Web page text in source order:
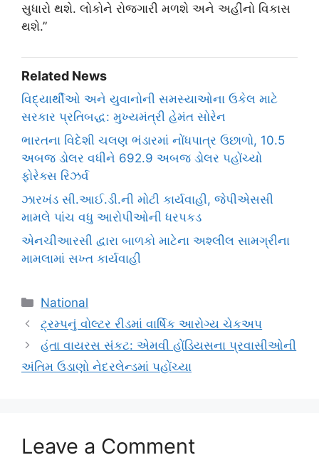
સુધારો થશે. લોકોને રોજગારી મળશે અને અહીંનો વિકાસ
થશે.”
Related News
વિદ્યાર્થીઓ અને યુવાનોની સમસ્યાઓના ઉકેલ માટે
સરકાર પ્રતિબદ્ધ: મુખ્યમંત્રી હેમંત સોરેન
ભારતના વિદેશી ચલણ ભંડારમાં નોંધપાત્ર ઉછાળો, 10.5
અબજ ડોલર વધીને 692.9 અબજ ડોલર પહોંચ્યો
ફોરેક્સ રિઝર્વ
ઝારખંડ સી.આઈ.ડી.ની મોટી કાર્યવાહી, જેપીએસસી
મામલે પાંચ વધુ આરોપીઓની ધરપકડ
એનચીઆરસી દ્વારા બાળકો માટેના અશ્લીલ સામગ્રીના
મામલામાં સખ્ત કાર્યવાહી
Categories
National
ટ્રમ્પનું વોલ્ટર રીડમાં વાર્ષિક આરોગ્ય ચેકઅપ
હંતા વાયરસ સંકટ: એમવી હોંડિયસના પ્રવાસીઓની
અંતિમ ઉડાણો નેદરલેન્ડમાં પહોંચ્યા
Leave a Comment